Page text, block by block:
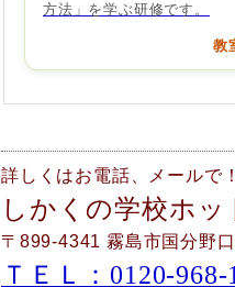
方法」を学ぶ研修です。
教
詳しくはお電話、メールで
しかくの学校ホ
〒899-4341 霧島市国分野
ＴＥＬ：0120-968-